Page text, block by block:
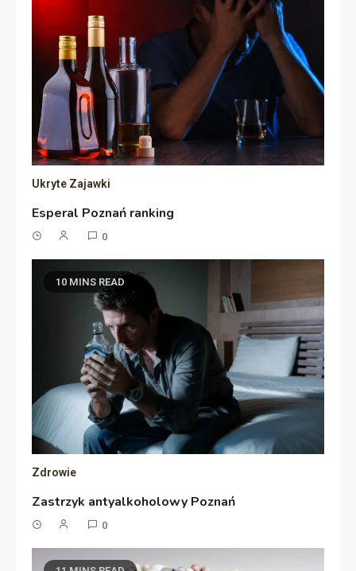
Ukryte Zajawki
Esperal Poznań ranking
0
10 MINS READ
Zdrowie
Zastrzyk antyalkoholowy Poznań
0